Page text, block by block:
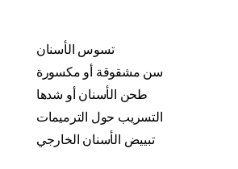
تسوس الأسنان
سن مشقوقة أو مكسورة
طحن الأسنان أو شدها
التسريب حول الترميمات
تبييض الأسنان الخارجي